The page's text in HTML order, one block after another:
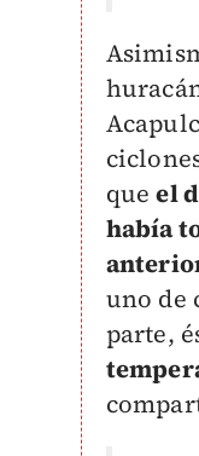
queel
había
uno de
parte,